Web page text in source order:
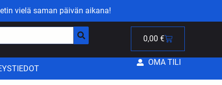
vielä saman päivän aikana!
0,00 €
OMA TILI